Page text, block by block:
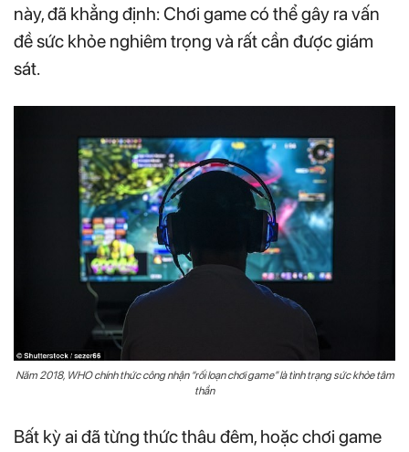
này, đã khẳng định: Chơi game có thể gây ra vấn
đề sức khỏe nghiêm trọng và rất cần được giám
sát.
Năm 2018, WHO chính thức công nhận “rối loạn chơi game” là tình trạng sức khỏe tâm
thần
Bất kỳ ai đã từng thức thâu đêm, hoặc chơi game